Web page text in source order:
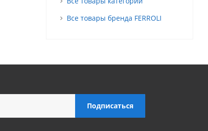
Все товары бренда FERROLI